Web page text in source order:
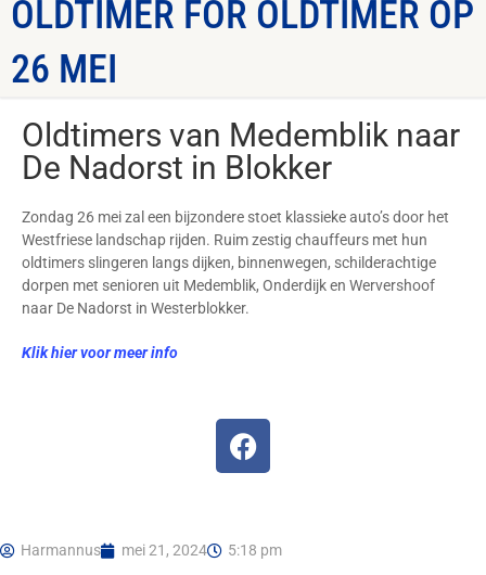
OLDTIMER FOR OLDTIMER OP
26 MEI
Oldtimers van Medemblik naar
De Nadorst in Blokker
Zondag 26 mei zal een bijzondere stoet klassieke auto’s door het
Westfriese landschap rijden. Ruim zestig chauffeurs met hun
oldtimers slingeren langs dijken, binnenwegen, schilderachtige
dorpen met senioren uit Medemblik, Onderdijk en Wervershoof
naar De Nadorst in Westerblokker.
Klik hier voor meer info
Harmannus mei 21, 2024 5:18 pm